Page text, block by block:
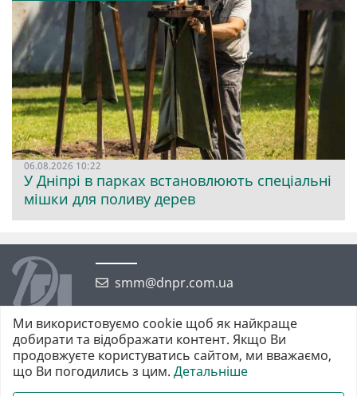
06.08.2026 10:22
У Дніпрі в парках встановлюють спеціальні
мішки для поливу дерев
smm@dnpr.com.ua
©2026 https://dnpr.com.ua Дніпровська порадниця
Ми використовуємо cookie щоб як найкраще
добирати та відображати контент. Якщо Ви
продовжуєте користуватись сайтом, ми вважаємо,
що Ви погодились з цим. Детальніше